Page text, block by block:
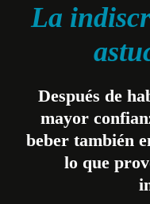
La
Después de
mayor
beber también
lo que